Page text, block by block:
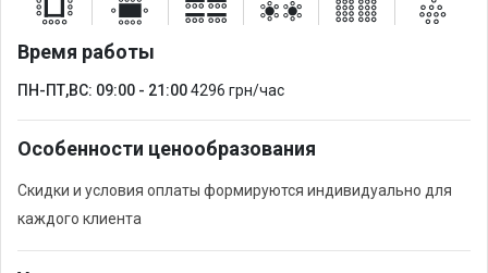
Время работы
ПН-ПТ,ВС: 09:00 - 21:004296 грн/час
Особенности ценообразования
Скидки и условия оплаты формируются индивидуально для
каждого клиента